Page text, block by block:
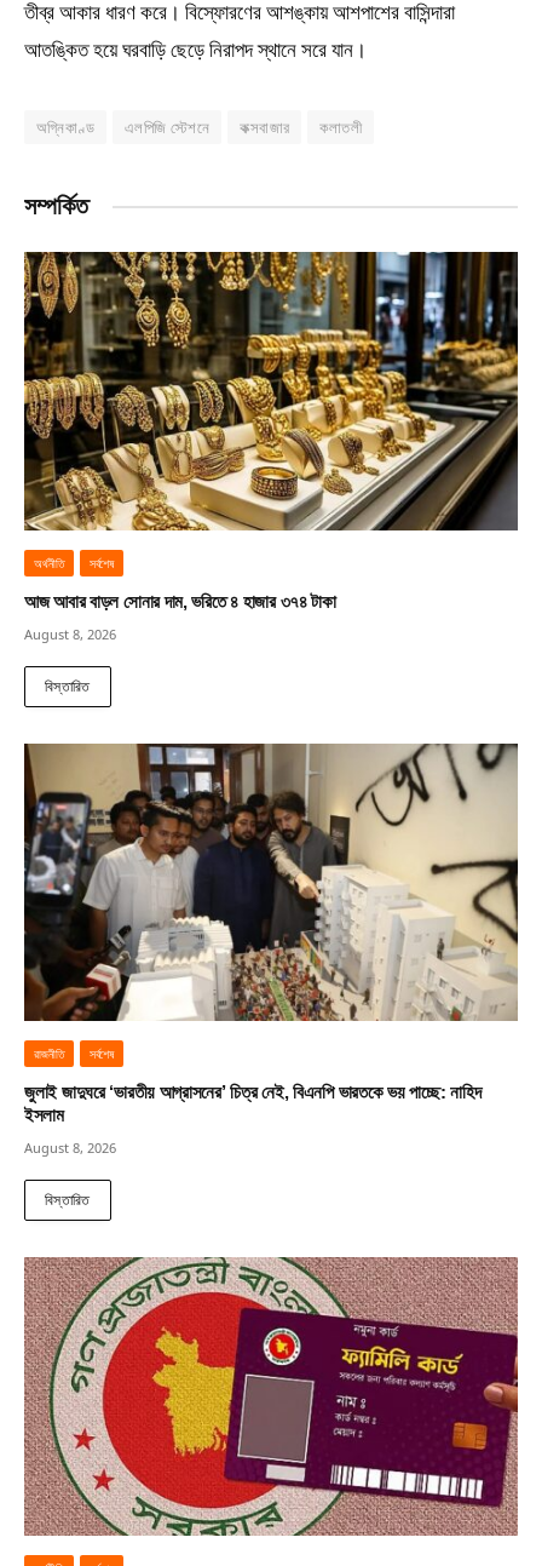
তীব্র আকার ধারণ করে। বিস্ফোরণের আশঙ্কায় আশপাশের বাসিন্দারা
আতঙ্কিত হয়ে ঘরবাড়ি ছেড়ে নিরাপদ স্থানে সরে যান।
অগ্নিকাণ্ড এলপিজি স্টেশনে কক্সবাজার কলাতলী
সম্পর্কিত
অর্থনীতি সর্বশেষ
আজ আবার বাড়ল সোনার দাম, ভরিতে ৪ হাজার ৩৭৪ টাকা
August 8, 2026
বিস্তারিত
রাজনীতি সর্বশেষ
জুলাই জাদুঘরে ‘ভারতীয় আগ্রাসনের’ চিত্র নেই, বিএনপি ভারতকে ভয় পাচ্ছে: নাহিদ
ইসলাম
August 8, 2026
বিস্তারিত